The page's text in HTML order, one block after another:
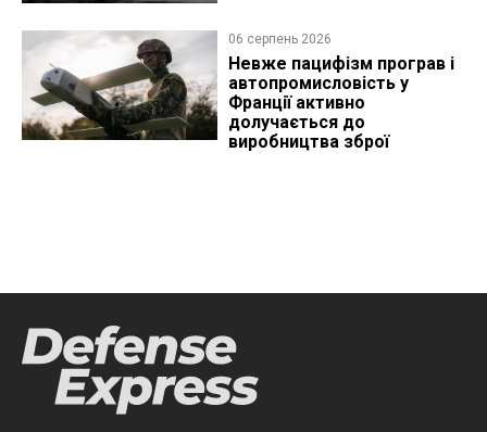
06 серпень 2026
Невже пацифізм програв і
автопромисловість у
Франції активно
долучається до
виробництва зброї